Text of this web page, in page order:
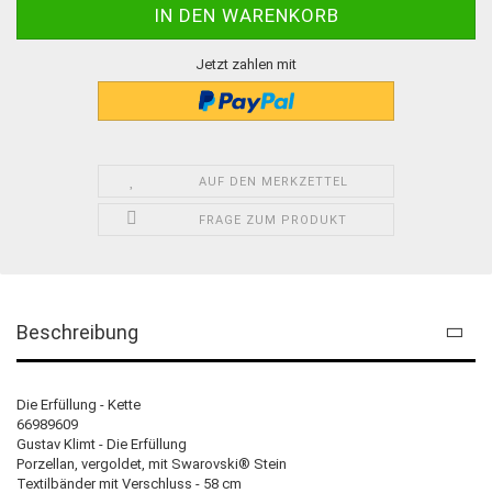
Jetzt zahlen mit
AUF DEN MERKZETTEL
FRAGE ZUM PRODUKT
Beschreibung
Die Erfüllung - Kette
66989609
Gustav Klimt - Die Erfüllung
Porzellan, vergoldet, mit Swarovski® Stein
Textilbänder mit Verschluss - 58 cm